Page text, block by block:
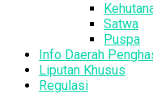
Satwa
Puspa
Info Daerah
Liputan Khusus
Regulasi